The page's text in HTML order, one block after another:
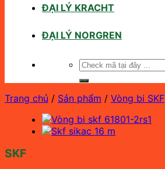
ĐẠI LÝ KRACHT
ĐẠI LÝ NORGREN
Tìm
Trang chủ / Sản phẩm / Vòng bi SKF
SKF